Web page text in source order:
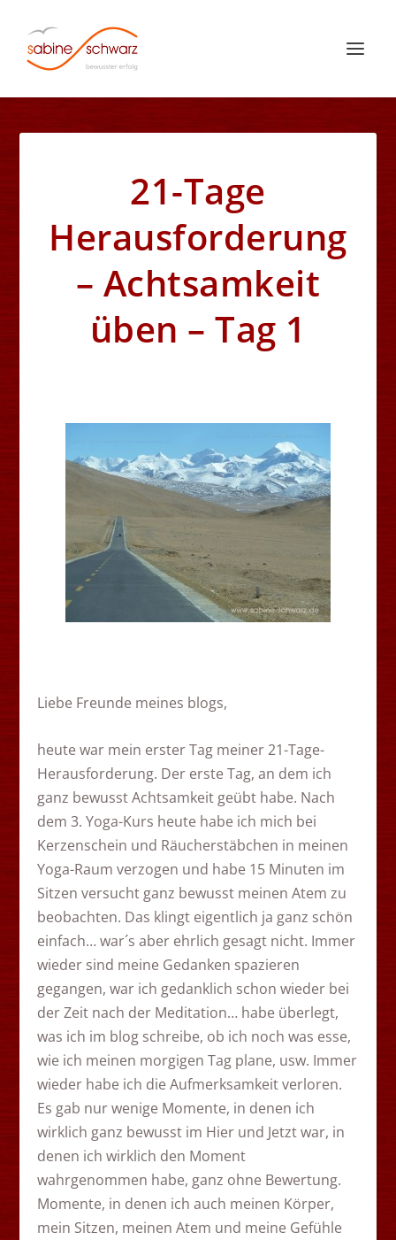
21-Tage
Herausforderung
– Achtsamkeit
üben – Tag 1
Liebe Freunde meines blogs,
heute war mein erster Tag meiner 21-Tage-
Herausforderung. Der erste Tag, an dem ich
ganz bewusst Achtsamkeit geübt habe. Nach
dem 3. Yoga-Kurs heute habe ich mich bei
Kerzenschein und Räucherstäbchen in meinen
Yoga-Raum verzogen und habe 15 Minuten im
Sitzen versucht ganz bewusst meinen Atem zu
beobachten. Das klingt eigentlich ja ganz schön
einfach… war´s aber ehrlich gesagt nicht. Immer
wieder sind meine Gedanken spazieren
gegangen, war ich gedanklich schon wieder bei
der Zeit nach der Meditation… habe überlegt,
was ich im blog schreibe, ob ich noch was esse,
wie ich meinen morgigen Tag plane, usw. Immer
wieder habe ich die Aufmerksamkeit verloren.
Es gab nur wenige Momente, in denen ich
wirklich ganz bewusst im Hier und Jetzt war, in
denen ich wirklich den Moment
wahrgenommen habe, ganz ohne Bewertung.
Momente, in denen ich auch meinen Körper,
mein Sitzen, meinen Atem und meine Gefühle